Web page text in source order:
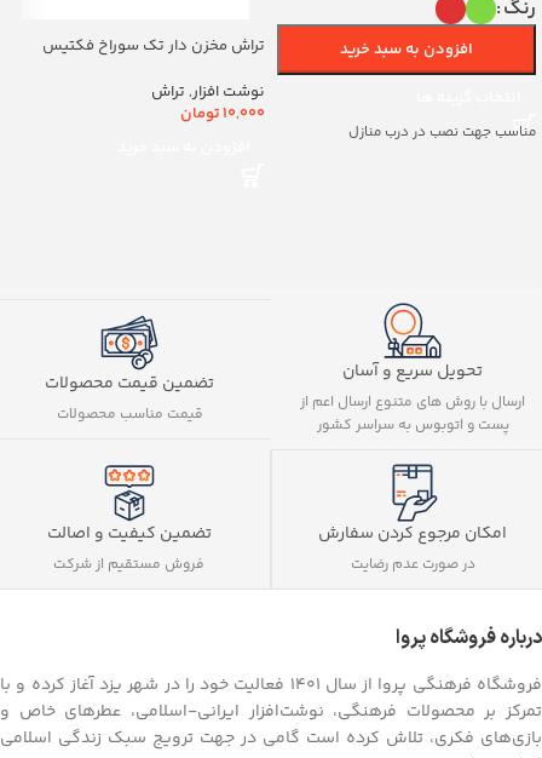
رنگ
افزودن به سبد خرید
مناسب جهت نصب در درب منازل
تراش مخزن دار تک سوراخ فکتیس
نوشت افزار, تراش
10,000تومان
تحویل سریع و آسان
ارسال با روش های متنوع ارسال اعم از
پست و اتوبوس به سراسر کشور
تضمین قیمت محصولات
قیمت مناسب محصولات
امکان مرجوع کردن سفارش
در صورت عدم رضایت
تضمین کیفیت و اصالت
فروش مستقیم از شرکت
درباره فروشگاه پروا
فروشگاه فرهنگی پروا از سال ۱۴۰۱ فعالیت خود را در شهر یزد آغاز کرده و با
تمرکز بر محصولات فرهنگی، نوشت‌افزار ایرانی-اسلامی، عطرهای خاص و
بازی‌های فکری، تلاش کرده است گامی در جهت ترویج سبک زندگی اسلامی